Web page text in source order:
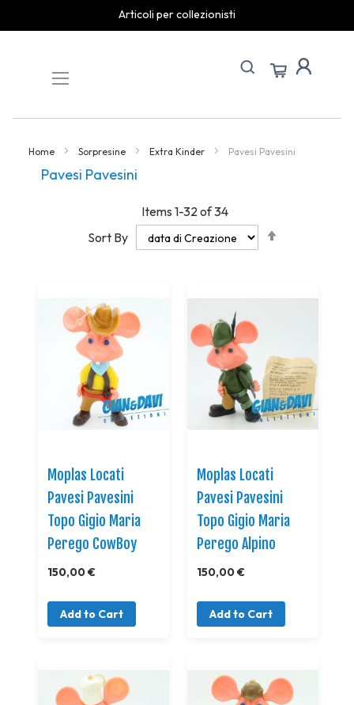
spedizioni rapide
Content
Home Sorpresine Extra Kinder Pavesi Pavesini
Pavesi Pavesini
Items 1-32of34
Sort By
Moplas Locati
Pavesi Pavesini
Topo Gigio Maria
Perego CowBoy
150,00 €
Add to Cart
Moplas Locati
Pavesi Pavesini
Topo Gigio Maria
Perego Alpino
150,00 €
Add to Cart